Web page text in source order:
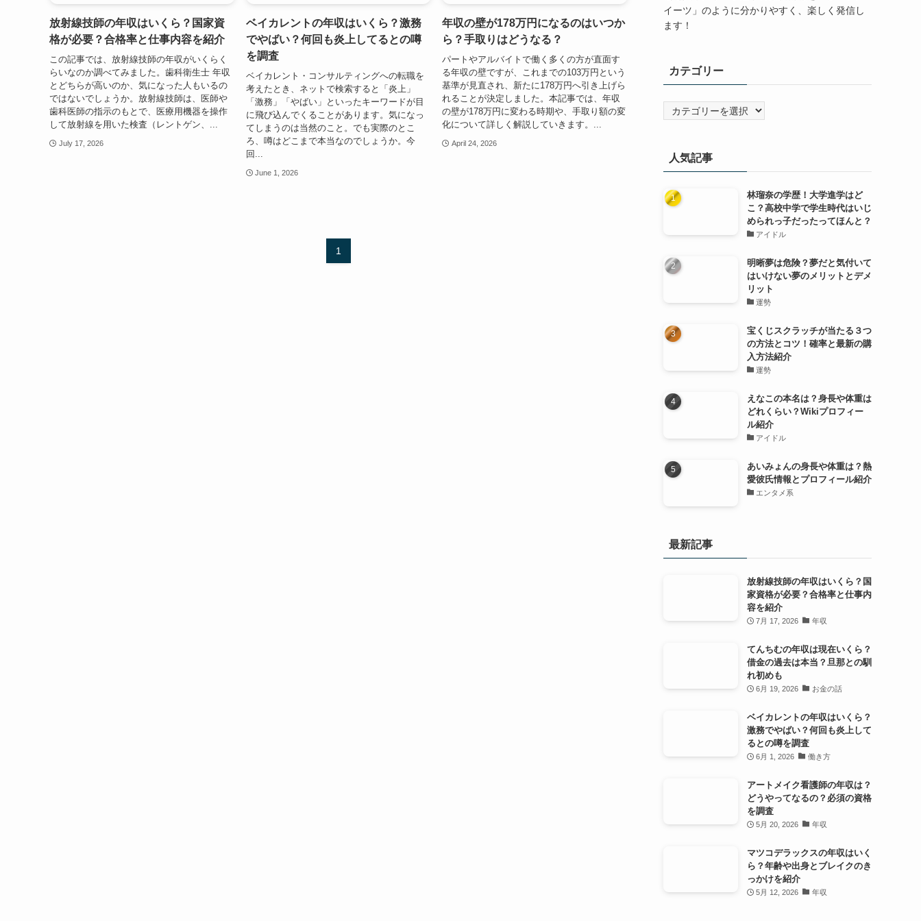
放射線技師の年収はいくら？国家資
格が必要？合格率と仕事内容を紹介
この記事では、放射線技師の年収がいくらく
らいなのか調べてみました。歯科衛生士 年収
とどちらが高いのか、気になった人もいるの
ではないでしょうか。放射線技師は、医師や
歯科医師の指示のもとで、医療用機器を操作
して放射線を用いた検査（レントゲン、...
July 17, 2026
ベイカレントの年収はいくら？激務
でやばい？何回も炎上してるとの噂
を調査
ベイカレント・コンサルティングへの転職を
考えたとき、ネットで検索すると「炎上」
「激務」「やばい」といったキーワードが目
に飛び込んでくることがあります。気になっ
てしまうのは当然のこと。でも実際のとこ
ろ、噂はどこまで本当なのでしょうか。今
回...
June 1, 2026
年収の壁が178万円になるのはいつか
ら？手取りはどうなる？
パートやアルバイトで働く多くの方が直面す
る年収の壁ですが、これまでの103万円という
基準が見直され、新たに178万円へ引き上げら
れることが決定しました。本記事では、年収
の壁が178万円に変わる時期や、手取り額の変
化について詳しく解説していきます。...
April 24, 2026
1
イーツ」のように分かりやすく、楽しく発信し
ます！
カテゴリー
テ
人気記事
林瑠奈の学歴！大学進学はど
こ？高校中学で学生時代はいじ
められっ子だったってほんと？
アイドル
明晰夢は危険？夢だと気付いて
はいけない夢のメリットとデメ
リット
運勢
宝くじスクラッチが当たる３つ
の方法とコツ！確率と最新の購
入方法紹介
運勢
えなこの本名は？身長や体重は
どれくらい？Wikiプロフィー
ル紹介
アイドル
あいみょんの身長や体重は？熱
愛彼氏情報とプロフィール紹介
エンタメ系
最新記事
放射線技師の年収はいくら？国
家資格が必要？合格率と仕事内
容を紹介
7月 17, 2026 年収
てんちむの年収は現在いくら？
借金の過去は本当？旦那との馴
れ初めも
6月 19, 2026 お金の話
ベイカレントの年収はいくら？
激務でやばい？何回も炎上して
るとの噂を調査
6月 1, 2026 働き方
アートメイク看護師の年収は？
どうやってなるの？必須の資格
を調査
5月 20, 2026 年収
マツコデラックスの年収はいく
ら？年齢や出身とブレイクのき
っかけを紹介
5月 12, 2026 年収